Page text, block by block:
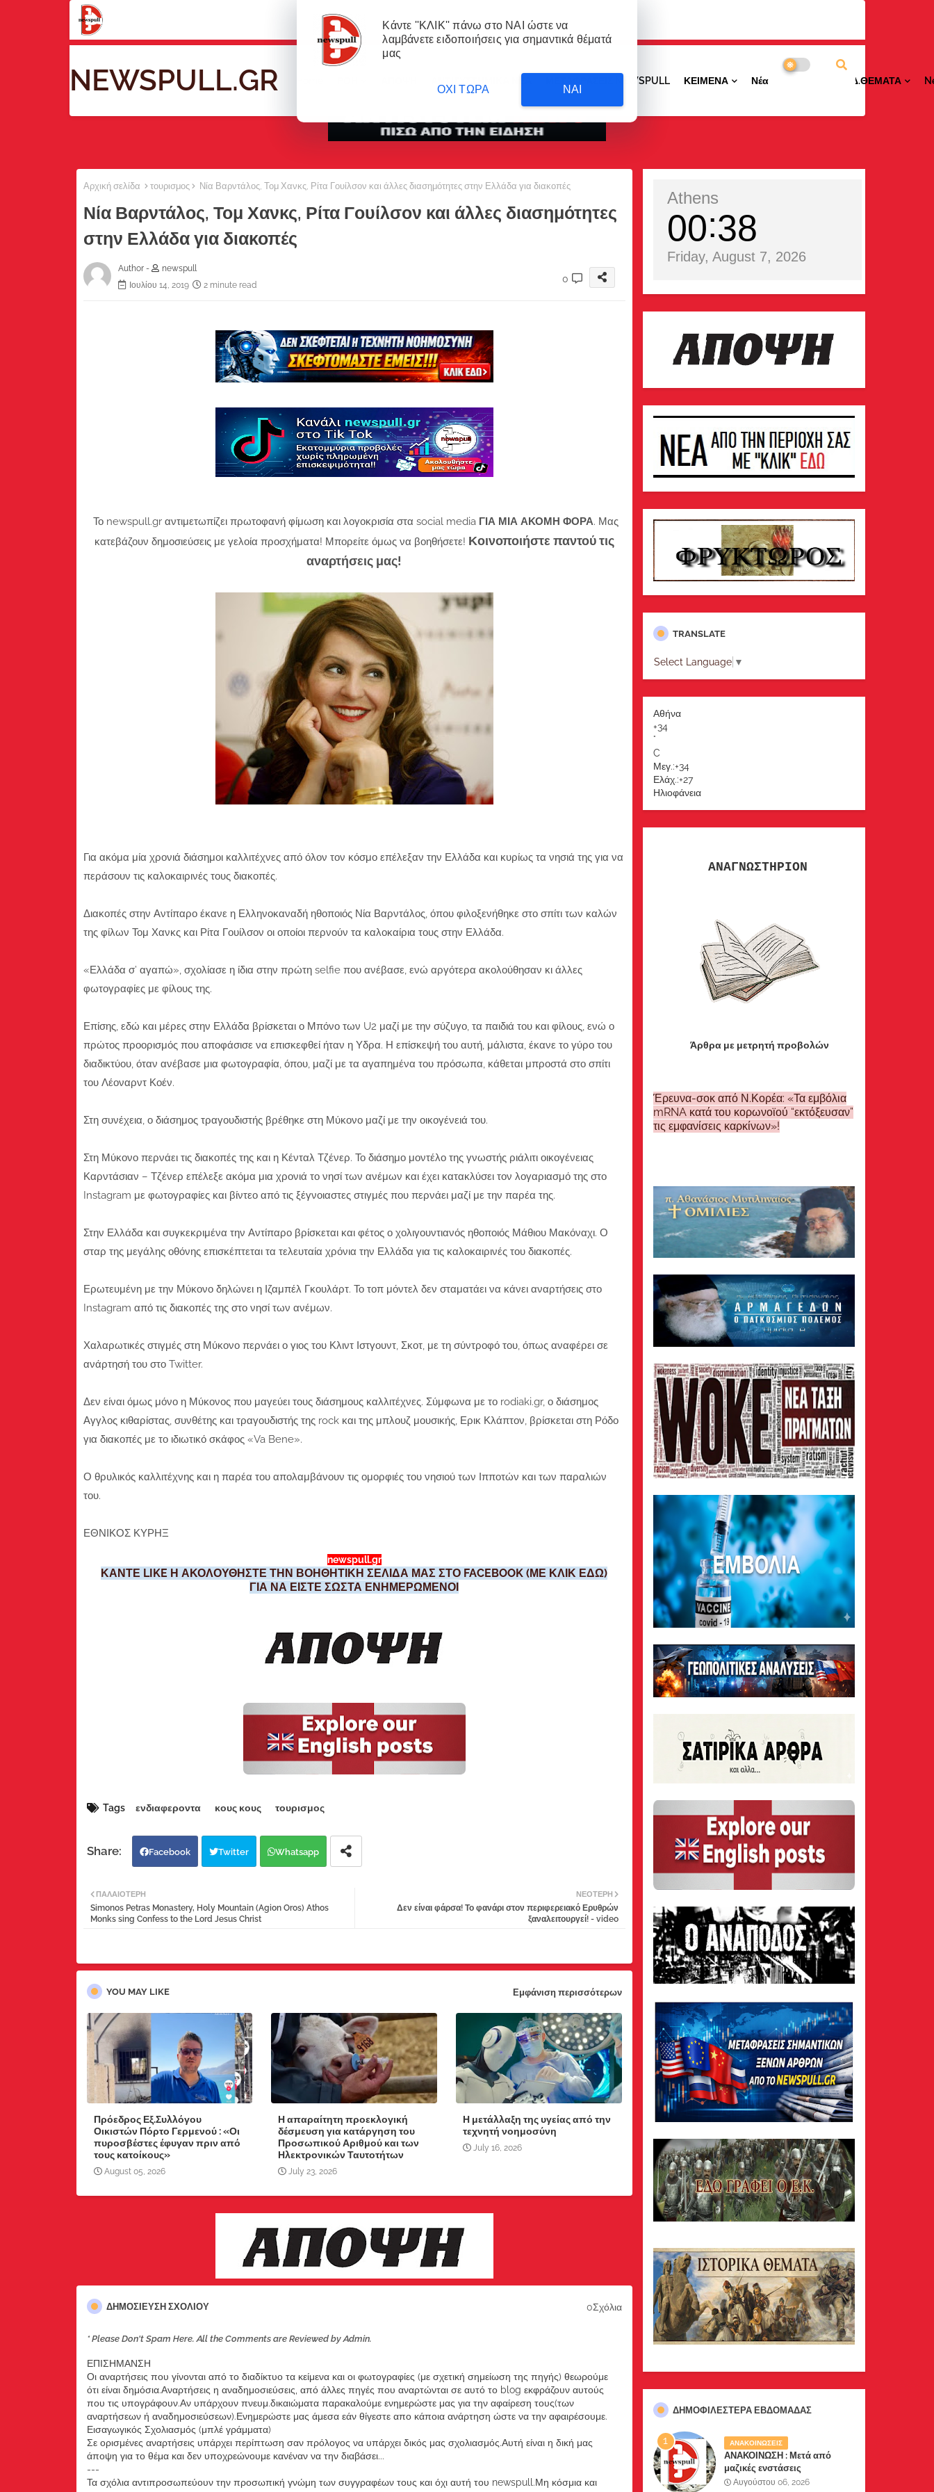
NEWSPULL.GR ΜΕΤΑΦΡΑΣΕΙΣ NEWSPULL ΚΕΙΜΕΝΑ ΝέαΠΕΡΙΟΧΩΝ ΕΙΔ.ΘΕΜΑΤΑ
Αρχική σελίδα τουρισμος Νία Βαρντάλος, Τομ Χανκς, Ρίτα Γουίλσον και άλλες διασημότητες στην Ελλάδα για διακοπές
Νία Βαρντάλος, Τομ Χανκς, Ρίτα Γουίλσον και άλλες διασημότητες
στην Ελλάδα για διακοπές
Author -
newspull
Ιουλίου 14, 2019
2 minute read
0
Το newspull.gr αντιμετωπίζει πρωτοφανή φίμωση και λογοκρισία στα social media ΓΙΑ ΜΙΑ ΑΚΟΜΗ ΦΟΡΑ. Μας
κατεβάζουν δημοσιεύσεις με γελοία προσχήματα! Μπορείτε όμως να βοηθήσετε! Κοινοποιήστε παντού τις
αναρτήσεις μας!
Για ακόμα μία χρονιά διάσημοι καλλιτέχνες από όλον τον κόσμο επέλεξαν την Ελλάδα και κυρίως τα νησιά της για να
περάσουν τις καλοκαιρινές τους διακοπές.
Διακοπές στην Αντίπαρο έκανε η Ελληνοκαναδή ηθοποιός Νία Βαρντάλος, όπου φιλοξενήθηκε στο σπίτι των καλών
της φίλων Τομ Χανκς και Ρίτα Γουίλσον οι οποίοι περνούν τα καλοκαίρια τους στην Ελλάδα.
«Ελλάδα σ’ αγαπώ», σχολίασε η ίδια στην πρώτη selfie που ανέβασε, ενώ αργότερα ακολούθησαν κι άλλες
φωτογραφίες με φίλους της.
Επίσης, εδώ και μέρες στην Ελλάδα βρίσκεται ο Μπόνο των U2 μαζί με την σύζυγο, τα παιδιά του και φίλους, ενώ ο
πρώτος προορισμός που αποφάσισε να επισκεφθεί ήταν η Υδρα. Η επίσκεψή του αυτή, μάλιστα, έκανε το γύρο του
διαδικτύου, όταν ανέβασε μια φωτογραφία, όπου, μαζί με τα αγαπημένα του πρόσωπα, κάθεται μπροστά στο σπίτι
του Λέοναρντ Κοέν.
Στη συνέχεια, ο διάσημος τραγουδιστής βρέθηκε στη Μύκονο μαζί με την οικογένειά του.
Στη Μύκονο περνάει τις διακοπές της και η Κένταλ Τζένερ. Το διάσημο μοντέλο της γνωστής ριάλιτι οικογένειας
Καρντάσιαν – Τζένερ επέλεξε ακόμα μια χρονιά το νησί των ανέμων και έχει κατακλύσει τον λογαριασμό της στο
Instagram με φωτογραφίες και βίντεο από τις ξέγνοιαστες στιγμές που περνάει μαζί με την παρέα της.
Στην Ελλάδα και συγκεκριμένα την Αντίπαρο βρίσκεται και φέτος ο χολιγουντιανός ηθοποιός Μάθιου Μακόναχι. Ο
σταρ της μεγάλης οθόνης επισκέπτεται τα τελευταία χρόνια την Ελλάδα για τις καλοκαιρινές του διακοπές.
Ερωτευμένη με την Μύκονο δηλώνει η Ιζαμπέλ Γκουλάρτ. Το τοπ μόντελ δεν σταματάει να κάνει αναρτήσεις στο
Instagram από τις διακοπές της στο νησί των ανέμων.
Χαλαρωτικές στιγμές στη Μύκονο περνάει ο γιος του Κλιντ Ιστγουντ, Σκοτ, με τη σύντροφό του, όπως αναφέρει σε
ανάρτησή του στο Twitter.
Δεν είναι όμως μόνο η Μύκονος που μαγεύει τους διάσημους καλλιτέχνες. Σύμφωνα με το rodiaki.gr, ο διάσημος
Αγγλος κιθαρίστας, συνθέτης και τραγουδιστής της rock και της μπλουζ μουσικής, Ερικ Κλάπτον, βρίσκεται στη Ρόδο
για διακοπές με το ιδιωτικό σκάφος «Va Bene».
Ο θρυλικός καλλιτέχνης και η παρέα του απολαμβάνουν τις ομορφιές του νησιού των Ιπποτών και των παραλιών
του.
ΕΘΝΙΚΟΣ ΚΥΡΗΞ
newspull.gr
ΚΑΝΤΕ LIKE Η ΑΚΟΛΟΥΘΗΣΤΕ ΤΗΝ ΒΟΗΘΗΤΙΚΗ ΣΕΛΙΔΑ ΜΑΣ ΣΤΟ FACEBOOK (ΜΕ ΚΛΙΚ ΕΔΩ)
ΓΙΑ ΝΑ ΕΙΣΤΕ ΣΩΣΤΑ ΕΝΗΜΕΡΩΜΕΝΟΙ
Tags ενδιαφεροντα κους κους τουρισμος
Facebook Twitter Whatsapp
ΝΕΌΤΕΡΗ
Δεν είναι φάρσα! Το φανάρι στον περιφερειακό Ερυθρών
ξαναλειτουργεί! - video
ΠΑΛΑΙΌΤΕΡΗ
Simonos Petras Monastery, Holy Mountain (Agion Oros) Athos
Monks sing Confess to the Lord Jesus Christ
YOU MAY LIKE Εμφάνιση περισσότερων
Πρόεδρος Εξ.Συλλόγου
Οικιστών Πόρτο Γερμενού : «Οι
πυροσβέστες έφυγαν πριν από
τους κατοίκους»
August 05, 2026
Η απαραίτητη προεκλογική
δέσμευση για κατάργηση του
Προσωπικού Αριθμού και των
Ηλεκτρονικών Ταυτοτήτων
July 23, 2026
Η μετάλλαξη της υγείας από την
τεχνητή νοημοσύνη
July 16, 2026
ΔΗΜΟΣΊΕΥΣΗ ΣΧΟΛΊΟΥ 0Σχόλια
* Please Don't Spam Here. All the Comments are Reviewed by Admin.
ΕΠΙΣΗΜΑΝΣΗ
Οι αναρτήσεις που γίνονται από το διαδίκτυο τα κείμενα και οι φωτογραφίες (με σχετική σημείωση της πηγής) θεωρούμε
ότι είναι δημόσια.Αναρτήσεις η αναδημοσιεύσεις, από άλλες πηγές που αναρτώνται σε αυτό το blog εκφράζουν αυτούς
που τις υπογράφουν.Αν υπάρχουν πνευμ.δικαιώματα παρακαλούμε ενημερώστε μας για την αφαίρεση τους(των
αναρτήσεων ή αναδημοσιεύσεων).Ενημερώστε μας άμεσα εάν θίγεστε απο κάποια ανάρτηση ώστε να την αφαιρέσουμε.
Εισαγωγικός Σχολιασμός (μπλέ γράμματα)
Σε ορισμένες αναρτήσεις υπάρχει περίπτωση σαν πρόλογος να υπάρχει δικός μας σχολιασμός.Αυτή είναι η δική μας
άποψη για το θέμα και δεν υποχρεώνουμε κανέναν να την διαβάσει...
---
Τα σχόλια αντιπροσωπεύουν την προσωπική γνώμη των συγγραφέων τους και όχι αυτή του newspull.Μη κόσμια και
Athens
00 38
Friday, August 7, 2026
TRANSLATE
Select Language ▼
Αθήνα
+34
°
C
Μεγ.:+34
Ελάχ.:+27
Ηλιοφάνεια
ΑΝΑΓΝΩΣΤΗΡΙΟΝ
Άρθρα με μετρητή προβολών
Έρευνα-σοκ από Ν.Κορέα: «Τα εμβόλια
mRNA κατά του κορωνοϊού “εκτόξευσαν”
τις εμφανίσεις καρκίνων»!
ΔΗΜΟΦΙΛΈΣΤΕΡΑ ΕΒΔΟΜΆΔΑΣ
ΑΝΑΚΟΙΝΩΣΕΙΣ
ΑΝΑΚΟΙΝΩΣΗ : Μετά από
μαζικές ενστάσεις
αναγνωστών μας, το site μας
Αυγούστου 06, 2026
Κάντε ''ΚΛΙΚ'' πάνω στο ΝΑΙ ώστε να
λαμβάνετε ειδοποιήσεις για σημαντικά θέματά
μας
ΝΑΙ
ΟΧΙ ΤΩΡΑ